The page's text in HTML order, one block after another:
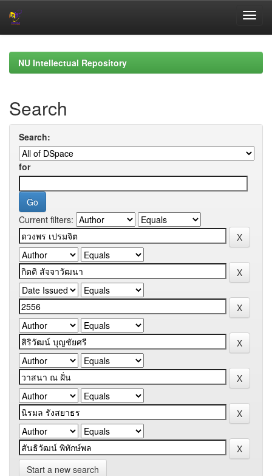
navigationNU Intellectual Repository
Search
Search:
for
Current filters:
Start a new search